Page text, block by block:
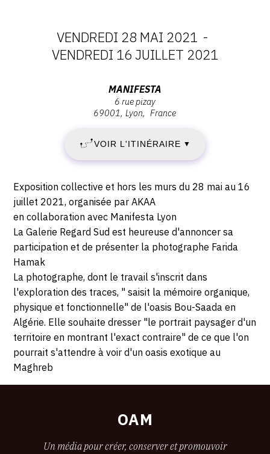
FACEBOOK
TWITTER
PINTEREST
DATES
:
VENDREDI
28
MAI
2021
-
VENDREDI
JUILLET
2021
VENDREDI 28 MAI 2021 -
VENDREDI 16 JUILLET 2021
69001
Lyon
MANIFESTA
6 rue pizay
69001 Lyon France
VOIR L'ITINÉRAIRE ▼
Description,
horaires...
Exposition collective et hors les murs du 28 mai au 16
juillet 2021, organisée par AKAA
en collaboration avec Manifesta Lyon
La Galerie Regard Sud est heureuse d'annoncer sa
participation et de présenter la photographe Farida
Hamak
La photographe, dont le travail s'inscrit dans
l'exploration des traces, " saisit la mémoire organique,
physique et fonctionnelle" de l'oasis Bou-Saada en
Algérie. Elle souhaite dresser "le portrait paysager d'un
territoire en montrant l'exact contraire" de ce que l'on
pourrait s'attendre à voir d'un oasis exotique au
Maghreb
OAM
Un média pour créer, conserver et promouvoir